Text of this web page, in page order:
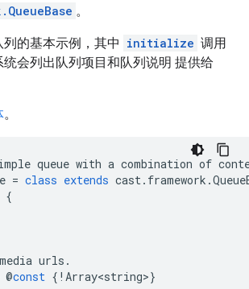
。
的基本示例，其中 initialize 调用
会列出队列项目和队列说明 提供给
。
queue with a combination of
= class extends cast. framework .
{
media urls .
@const { ! Array<string>}